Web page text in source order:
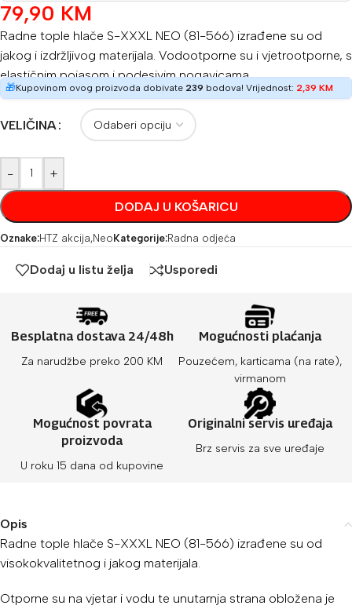
79,90 KM
Radne tople hlače S-XXXL NEO (81-566) izrađene su od
jakog i izdržljivog materijala. Vodootporne su i vjetrootporne, s
elastičnim pojasom i podesivim nogavicama
🎁Kupovinom ovog proizvoda dobivate 239 bodova! Vrijednost: 2,39 KM
VELIČINA
- +
DODAJ U KOŠARICU
Oznake:HTZ akcija,Neo Kategorije:Radna odjeća
Dodaj u listu želja Usporedi
Besplatna dostava 24/48h
Za narudžbe preko 200 KM
Mogućnosti plaćanja
Pouzećem, karticama (na rate),
virmanom
Mogućnost povrata
proizvoda
U roku 15 dana od kupovine
Originalni servis uređaja
Brz servis za sve uređaje
Opis
Radne tople hlače S-XXXL NEO (81-566) izrađene su od
visokokvalitetnog i jakog materijala.
Otporne su na vjetar i vodu te unutarnja strana obložena je